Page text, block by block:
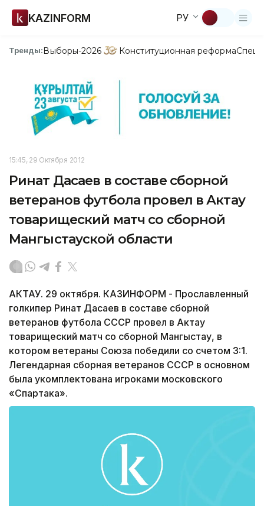
KAZINFORM РУ
Тренды:Выборы-2026 Конституционная реформа
15:45, 29 Октября 2012
Ринат Дасаев в составе сборной
ветеранов футбола провел в Актау
товарищеский матч со сборной
Мангыстауской области
АКТАУ. 29 октября. КАЗИНФОРМ - Прославленный
голкипер Ринат Дасаев в составе сборной
ветеранов футбола СССР провел в Актау
товарищеский матч со сборной Мангыстау, в
котором ветераны Союза победили со счетом 3:1.
Легендарная сборная ветеранов СССР в основном
была укомплектована игроками московского
«Спартака».